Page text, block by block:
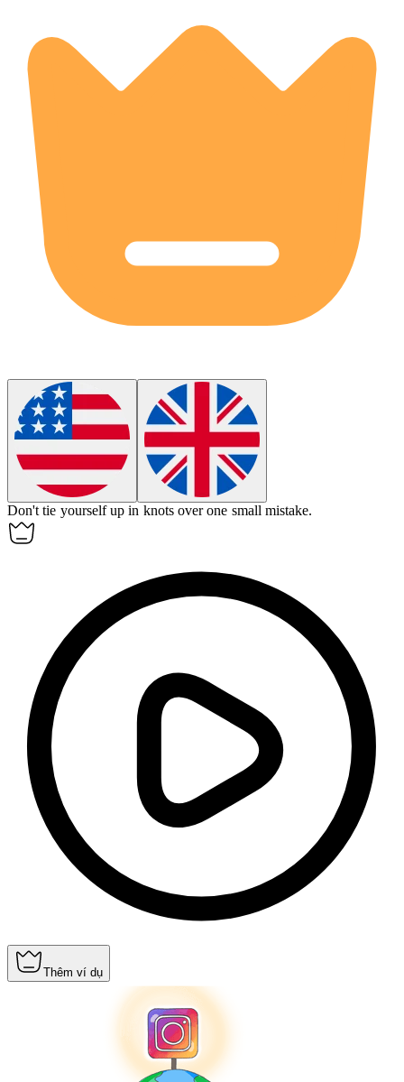
Don't tie yourself up in knots over one small mistake.
Thêm ví dụ